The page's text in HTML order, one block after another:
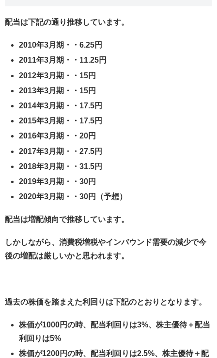
配当は下記の通り推移しています。
2010年3月期・・6.25円
2011年3月期・・11.25円
2012年3月期・・15円
2013年3月期・・15円
2014年3月期・・17.5円
2015年3月期・・17.5円
2016年3月期・・20円
2017年3月期・・27.5円
2018年3月期・・31.5円
2019年3月期・・30円
2020年3月期・・30円（予想）
配当は増配傾向で推移しています。
しかしながら、消費税増税やインバウンド需要の減少で今
後の増配は厳しいかと思われます。
過去の株価を踏まえた利回りは下記のとおりとなります。
株価が1000円の時、配当利回りは3%、株主優待＋配当
利回りは5%
株価が1200円の時、配当利回りは2.5%、株主優待＋配